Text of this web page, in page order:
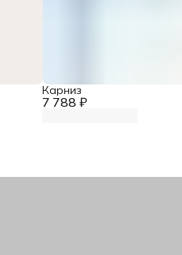
7 788 ₽
Карниз